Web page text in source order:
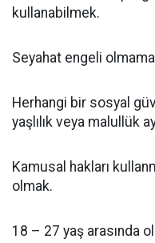
kullanabilmek.
Seyahat engeli
Herhangi bir sosyal
yaşlılık veya malullük
Kamusal hakları
olmak.
18 – 27 yaş arasında